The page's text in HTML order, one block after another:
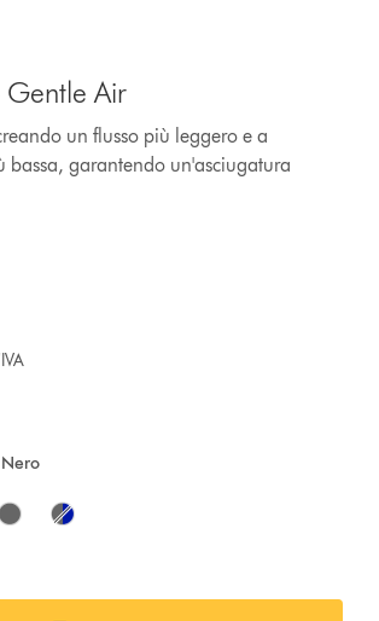
Gentle Air
un flusso più leggero e a
bassa, garantendo un'asciugatura
Nero